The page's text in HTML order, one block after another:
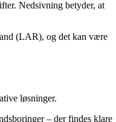
Nedsivning betyder, at
(LAR), og det kan være
løsninger.
– der findes klare